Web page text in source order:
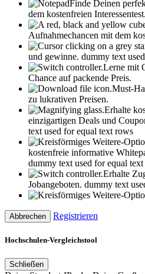
Finde Deinen
dem kostenfreien Interessentest.
Aufnahmechancen mit dem
und gewinne. dummy text
Lerne mit
Chance auf packende Preis.
Must-
zu lukrativen Preisen.
Erhalte
einzigartigen Deals und
text used for equal text rows
kostenfreie informative
dummy text used for equal
Erhalte
Jobangeboten. dummy text
Abbrechen Registrieren
Hochschulen-Vergleichstool
Schließen